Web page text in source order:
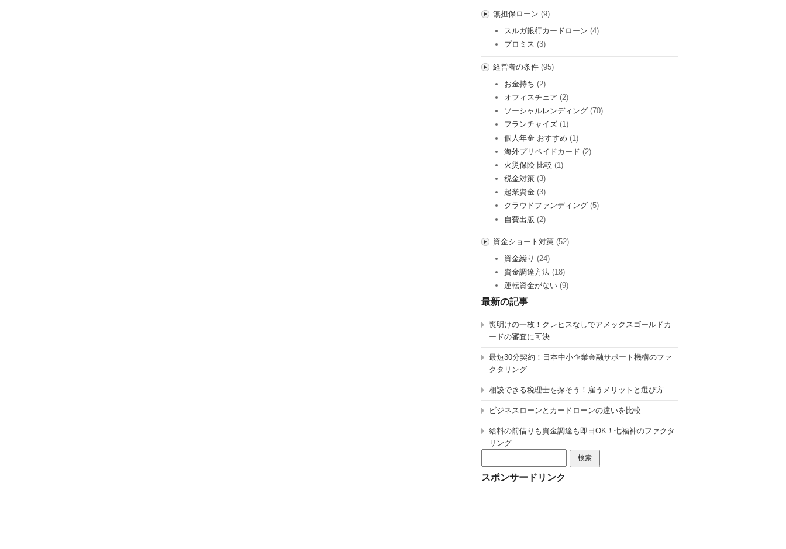
無担保ローン (9)
スルガ銀行カードローン (4)
プロミス (3)
経営者の条件(95)
お金持ち (2)
オフィスチェア (2)
ソーシャルレンディング (70)
フランチャイズ (1)
個人年金 おすすめ (1)
海外プリペイドカード (2)
火災保険 比較 (1)
税金対策 (3)
起業資金 (3)
クラウドファンディング (5)
自費出版 (2)
資金ショート対策(52)
資金繰り (24)
資金調達方法 (18)
運転資金がない (9)
最新の記事
喪明けの一枚！クレヒスなしでアメックスゴールドカ
ードの審査に可決
最短30分契約！日本中小企業金融サポート機構のファ
クタリング
相談できる税理士を探そう！雇うメリットと選び方
ビジネスローンとカードローンの違いを比較
給料の前借りも資金調達も即日OK！七福神のファクタ
リング
索:
スポンサードリンク